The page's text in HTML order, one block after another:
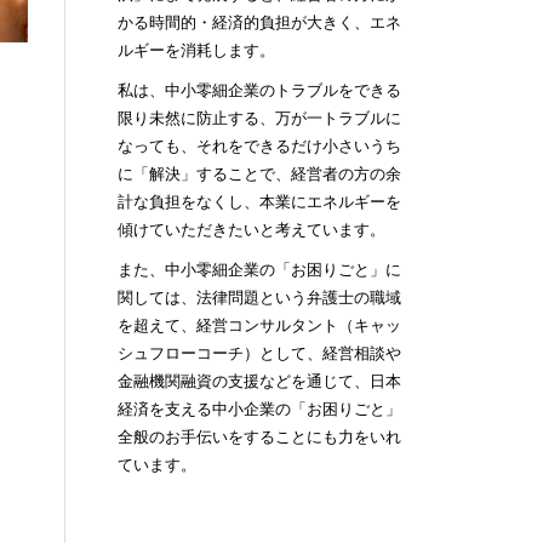
かる時間的・経済的負担が大きく、エネ
ルギーを消耗します。
私は、中小零細企業のトラブルをできる
限り未然に防止する、万が一トラブルに
なっても、それをできるだけ小さいうち
に「解決」することで、経営者の方の余
計な負担をなくし、本業にエネルギーを
傾けていただきたいと考えています。
また、中小零細企業の「お困りごと」に
関しては、法律問題という弁護士の職域
を超えて、経営コンサルタント（キャッ
シュフローコーチ）として、経営相談や
金融機関融資の支援などを通じて、日本
経済を支える中小企業の「お困りごと」
全般のお手伝いをすることにも力をいれ
ています。